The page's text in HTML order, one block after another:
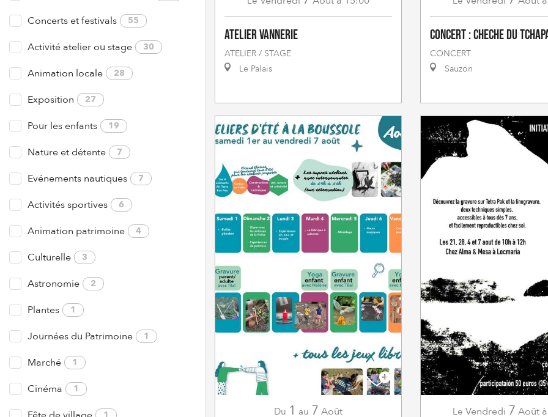
Concerts et festivals
55
Activité atelier ou stage 30
Animation locale 28
Exposition 27
Pour les enfants 19
Nature et détente 7
Evénements nautiques 7
Activités sportives 6
Animation patrimoine 4
Culturelle 3
Astronomie 2
Plantes 1
Journées du Patrimoine 1
Marché 1
Cinéma 1
1
Atelier vannerie
ATELIER / STAGE
Le Palais
Concert : Cheche du
CONCERT
Sauzon
Du 1 au 7 Août Le Vendredi 7 Août